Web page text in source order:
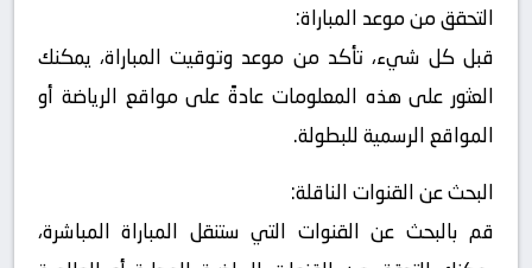
التحقق من موعد المباراة:
قبل كل شيء، تأكد من موعد وتوقيت المباراة، يمكنك
العثور على هذه المعلومات عادةً على مواقع الرياضة أو
المواقع الرسمية للبطولة.
البحث عن القنوات الناقلة:
قم بالبحث عن القنوات التي ستنقل المباراة المباشرة،